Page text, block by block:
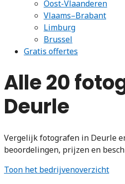
Oost-Vlaanderen
Vlaams–Brabant
Limburg
Brussel
Gratis offertes
Alle 20
Deurle
Vergelijk fotografen in Deurle
beoordelingen, prijzen en
Toon het bedrijvenoverzicht